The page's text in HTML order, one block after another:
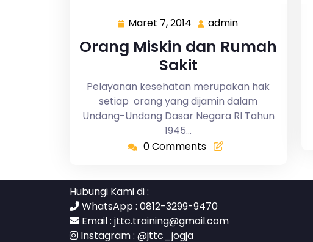
Maret 7, 2014 Maret
7,
2014
admin
Orang Miskin dan Rumah
Sakit
Pelayanan kesehatan merupakan hak
setiap orang yang dijamin dalam
Undang-Undang Dasar Negara RI Tahun
1945…
0 Comments
Hubungi Kami di :
WhatsApp : 0812-3299-9470
Email : jttc.training@gmail.com
Instagram : @jttc_jogja